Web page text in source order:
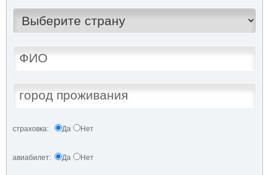
страховка: Да Нет
авиабилет: Да Нет